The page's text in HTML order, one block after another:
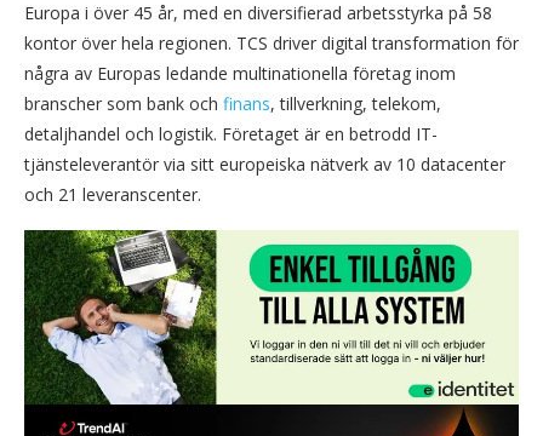
Europa i över 45 år, med en diversifierad arbetsstyrka på 58
kontor över hela regionen. TCS driver digital transformation för
några av Europas ledande multinationella företag inom
branscher som bank och finans, tillverkning, telekom,
detaljhandel och logistik. Företaget är en betrodd IT-
tjänsteleverantör via sitt europeiska nätverk av 10 datacenter
och 21 leveranscenter.